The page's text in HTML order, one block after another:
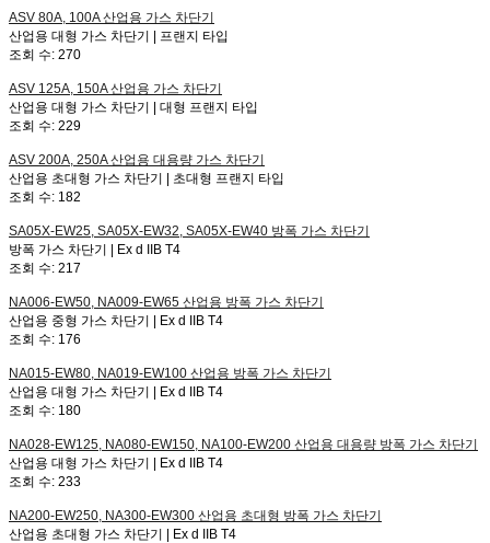
ASV 80A, 100A산업용 가스 차단기
산업용 대형 가스 차단기 | 프랜지 타입
조회 수: 270
ASV 125A, 150A산업용 가스 차단기
산업용 대형 가스 차단기 | 대형 프랜지 타입
조회 수: 229
ASV 200A, 250A산업용 대용량 가스 차단기
산업용 초대형 가스 차단기 | 초대형 프랜지 타입
조회 수: 182
SA05X-EW25, SA05X-EW32, SA05X-EW40 방폭 가스 차단기
방폭 가스 차단기 | Ex d IIB T4
조회 수: 217
NA006-EW50, NA009-EW65 산업용 방폭 가스 차단기
산업용 중형 가스 차단기 | Ex d IIB T4
조회 수: 176
NA015-EW80, NA019-EW100 산업용 방폭 가스 차단기
산업용 대형 가스 차단기 | Ex d IIB T4
조회 수: 180
NA028-EW125, NA080-EW150, NA100-EW200 산업용 대용량 방폭 가스 차단기
산업용 대형 가스 차단기 | Ex d IIB T4
조회 수: 233
NA200-EW250, NA300-EW300 산업용 초대형 방폭 가스 차단기
산업용 초대형 가스 차단기 | Ex d IIB T4